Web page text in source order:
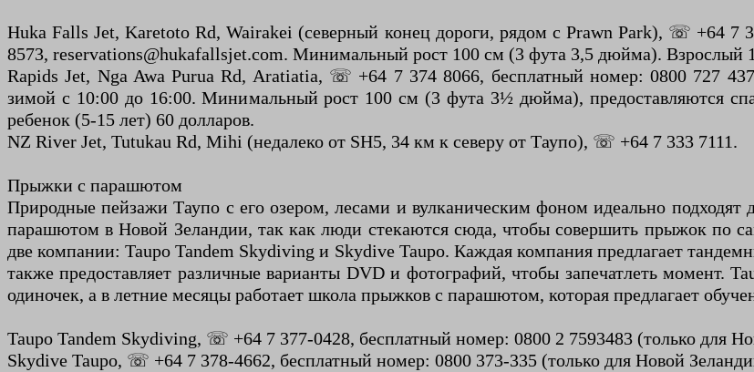
Huka Falls Jet, Karetoto Rd, Wairakei (северный конец дороги, рядом с Prawn Park), ☏ +64 7
8573, reservations@hukafallsjet.com. Минимальный рост 100 см (3 фута 3,5 дюйма). Взрослый
Rapids Jet, Nga Awa Purua Rd, Aratiatia, ☏ +64 7 374 8066, бесплатный номер: 0800 727
зимой с 10:00 до 16:00. Минимальный рост 100 см (3 фута 3½ дюйма), предоставляются
ребенок (5-15 лет) 60 долларов.
NZ River Jet, Tutukau Rd, Mihi (недалеко от SH5, 34 км к северу от Таупо), ☏ +64 7 333 7111.
Прыжки с парашютом
Природные пейзажи Таупо с его озером, лесами и вулканическим фоном идеально
парашютом в Новой Зеландии, так как люди стекаются сюда, чтобы совершить прыжок по
две компании: Taupo Tandem Skydiving и Skydive Taupo. Каждая компания предлагает
также предоставляет различные варианты DVD и фотографий, чтобы запечатлеть момент.
одиночек, а в летние месяцы работает школа прыжков с парашютом, которая предлагает
Taupo Tandem Skydiving, ☏ +64 7 377-0428, бесплатный номер: 0800 2 7593483 (только для
Skydive Taupo, ☏ +64 7 378-4662, бесплатный номер: 0800 373-335 (только для Новой